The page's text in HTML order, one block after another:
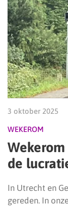
3 oktober 2025
WEKEROM
de
In Utrecht en
gereden. In